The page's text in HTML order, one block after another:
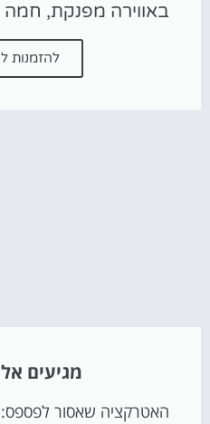
באווירה מפנקת,
להזמנות
מגיעים
האטרקציה שאסור לפספס: